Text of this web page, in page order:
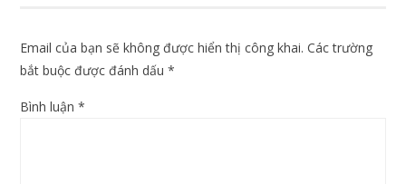
Email của bạn sẽ không được hiển thị công khai. Các trường
bắt buộc được đánh dấu*
Bình luận*